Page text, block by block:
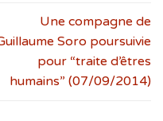
Une compagne de
Soro poursuivie
pour “traite d’êtres
humains” (07/09/2014)